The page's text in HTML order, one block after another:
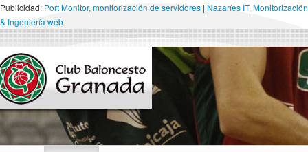
Publicidad: Port Monitor, monitorización de servidores | Nazaríes IT, Monitorización
& Ingeniería web